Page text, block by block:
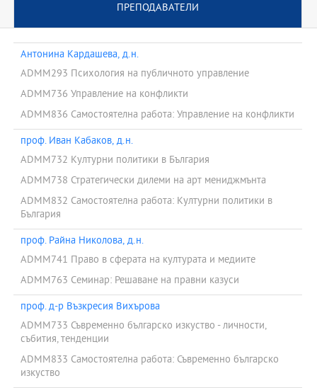
ПРЕПОДАВАТЕЛИ
Антонина Кардашева, д.н.
ADMM293 Психология на публичното управление
ADMM736 Управление на конфликти
ADMM836 Самостоятелна работа: Управление на конфликти
проф. Иван Кабаков, д.н.
ADMM732 Културни политики в България
ADMM738 Стратегически дилеми на арт мениджмънта
ADMM832 Самостоятелна работа: Културни политики в
България
проф. Райна Николова, д.н.
ADMM741 Право в сферата на културата и медиите
ADMM763 Семинар: Решаване на правни казуси
проф. д-р Възкресия Вихърова
ADMM733 Съвременно българско изкуство - личности,
събития, тенденции
ADMM833 Самостоятелна работа: Съвременно българско
изкуство